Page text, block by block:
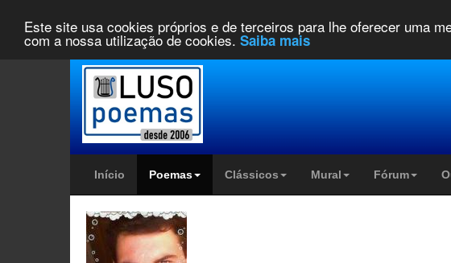
Este site usa cookies próprios e de terceiros para lhe oferecer uma
com a nossa utilização de cookies. Saiba mais
Início Poemas Clássicos Mural Fórum